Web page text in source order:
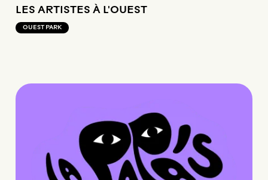
PLAYLIST
OUEST PARK
PLAYLIST
PLAYLIST
LES ARTISTES À L'OUEST
OUEST PARK
PLAYLIST
PLAYLIST
OUEST PARK
PLAYLIST